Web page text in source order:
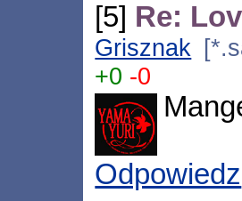
[5] Re:
Grisznak
+0 -0
Odpowiedz